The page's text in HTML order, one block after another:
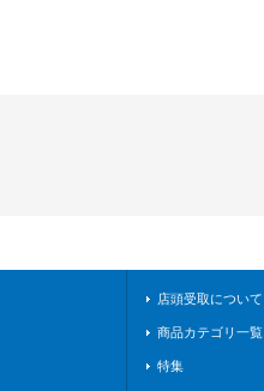
店頭受取について
商品カテゴリ一覧
特集